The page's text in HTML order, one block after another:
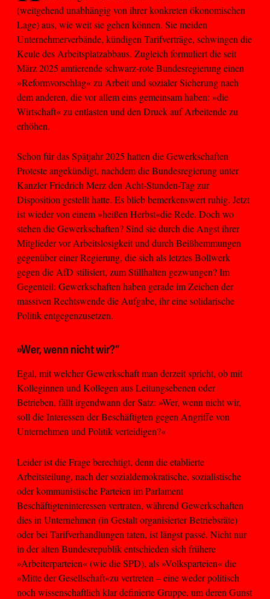
(weitgehend unabhängig von ihrer konkreten ökonomischen
Lage) aus, wie weit sie gehen können. Sie meiden
Unternehmerverbände, kündigen Tarifverträge, schwingen die
Keule des Arbeitsplatzabbaus. Zugleich formuliert die seit
März 2025 amtierende schwarz-rote Bundesregierung einen
»Reformvorschlag« zu Arbeit und sozialer Sicherung nach
dem anderen, die vor allem eins gemeinsam haben: »die
Wirtschaft« zu entlasten und den Druck auf Arbeitende zu
erhöhen.
Schon für das Spätjahr 2025 hatten die Gewerkschaften
Proteste angekündigt, nachdem die Bundesregierung unter
Kanzler Friedrich Merz den Acht-Stunden-Tag zur
Disposition gestellt hatte. Es blieb bemerkenswert ruhig. Jetzt
ist wieder von einem »heißen Herbst«die Rede. Doch wo
stehen die Gewerkschaften? Sind sie durch die Angst ihrer
Mitglieder vor Arbeitslosigkeit und durch Beißhemmungen
gegenüber einer Regierung, die sich als letztes Bollwerk
gegen die AfD stilisiert, zum Stillhalten gezwungen? Im
Gegenteil: Gewerkschaften haben gerade im Zeichen der
massiven Rechtswende die Aufgabe, ihr eine solidarische
Politik entgegenzusetzen.
»Wer, wenn nicht wir?“
Egal, mit welcher Gewerkschaft man derzeit spricht, ob mit
Kolleginnen und Kollegen aus Leitungsebenen oder
Betrieben, fällt irgendwann der Satz: »Wer, wenn nicht wir,
soll die Interessen der Beschäftigten gegen Angriffe von
Unternehmen und Politik verteidigen?«
Leider ist die Frage berechtigt, denn die etablierte
Arbeitsteilung, nach der sozialdemokratische, sozialistische
oder kommunistische Parteien im Parlament
Beschäftigteninteressen vertraten, während Gewerkschaften
dies in Unternehmen (in Gestalt organisierter Betriebsräte)
oder bei Tarifverhandlungen taten, ist längst passé. Nicht nur
in der alten Bundesrepublik entschieden sich frühere
»Arbeiterparteien« (wie die SPD), als »Volksparteien« die
»Mitte der Gesellschaft«zu vertreten – eine weder politisch
noch wissenschaftlich klar definierte Gruppe, um deren Gunst